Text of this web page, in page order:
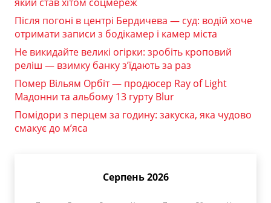
Після погоні в центрі Бердичева — суд: водій хоче
отримати записи з бодікамер і камер міста
Не викидайте великі огірки: зробіть кроповий
реліш — взимку банку з’їдають за раз
Помер Вільям Орбіт — продюсер Ray of Light
Мадонни та альбому 13 гурту Blur
Помідори з перцем за годину: закуска, яка чудово
смакує до м’яса
Серпень 2026